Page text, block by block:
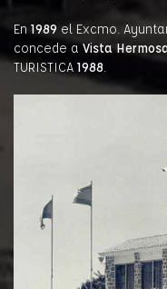
En 1989 el Excmo.
concede aVista
TURISTICA 1988